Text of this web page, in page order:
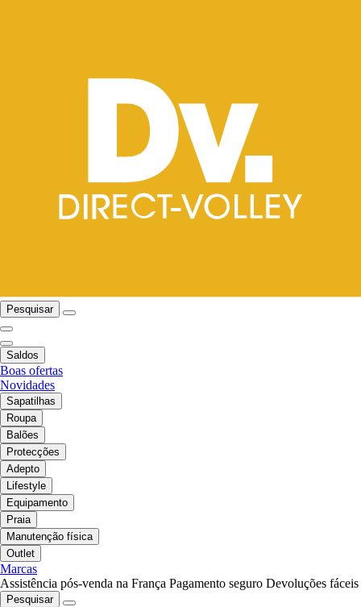
Pesquisar
Saldos
Boas ofertas
Novidades
Sapatilhas
Roupa
Balões
Protecções
Adepto
Lifestyle
Equipamento
Praia
Manutenção física
Outlet
Marcas
Assistência pós-venda na França Pagamento seguro Devoluções fáceis
Pesquisar